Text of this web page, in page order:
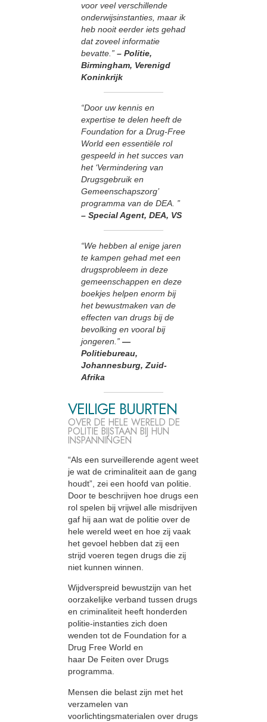
voor veel verschillende
onderwijsinstanties, maar ik
heb nooit eerder iets gehad
dat zoveel informatie
bevatte.” – Politie,
Birmingham, Verenigd
Koninkrijk
“Door uw kennis en
expertise te delen heeft de
Foundation for a Drug-Free
World een essentiële rol
gespeeld in het succes van
het ‘Vermindering van
Drugsgebruik en
Gemeenschapszorg’
programma van de DEA. ”
– Special Agent, DEA, VS
“We hebben al enige jaren
te kampen gehad met een
drugsprobleem in deze
gemeenschappen en deze
boekjes helpen enorm bij
het bewustmaken van de
effecten van drugs bij de
bevolking en vooral bij
jongeren.” —
Politiebureau,
Johannesburg, Zuid-
Afrika
VEILIGE BUURTEN
OVER DE HELE WERELD DE
POLITIE BIJSTAAN BIJ HUN
INSPANNINGEN
“Als een surveillerende agent weet
je wat de criminaliteit aan de gang
houdt”, zei een hoofd van politie.
Door te beschrijven hoe drugs een
rol spelen bij vrijwel alle misdrijven
gaf hij aan wat de politie over de
hele wereld weet en hoe zij vaak
het gevoel hebben dat zij een
strijd voeren tegen drugs die zij
niet kunnen winnen.
Wijdverspreid bewustzijn van het
oorzakelijke verband tussen drugs
en criminaliteit heeft honderden
politie-instanties zich doen
wenden tot de Foundation for a
Drug Free World en
haar De Feiten over Drugs
programma.
Mensen die belast zijn met het
verzamelen van
voorlichtingsmaterialen over drugs